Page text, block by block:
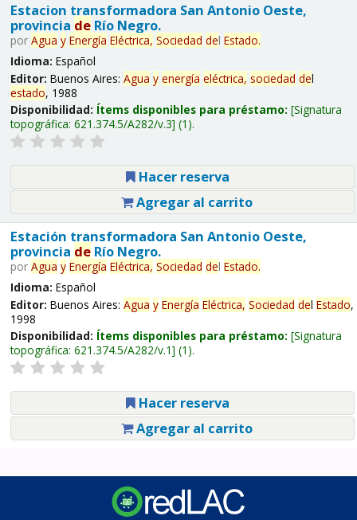
Estacion transformadora San Antonio Oeste,
provincia deRío Negro.
por Agua y Energía Eléctrica, Sociedad del Estado.
Idioma: Español
Editor: Buenos Aires: Agua y energía eléctrica, sociedad del
estado, 1988
Disponibilidad: Ítems disponibles para préstamo: Signatura
topográfica: 621.374.5/A282/v.3 (1).
Hacer reserva
Agregar al carrito
Estación transformadora San Antonio Oeste,
provincia deRío Negro.
por Agua y Energía Eléctrica, Sociedad del Estado.
Idioma: Español
Editor: Buenos Aires: Agua y Energía Eléctrica, Sociedad del Estado,
1998
Disponibilidad: Ítems disponibles para préstamo: Signatura
topográfica: 621.374.5/A282/v.1 (1).
Hacer reserva
Agregar al carrito